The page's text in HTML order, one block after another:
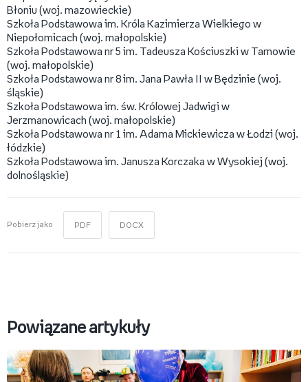
Błoniu (woj. mazowieckie)
Szkoła Podstawowa im. Króla Kazimierza Wielkiego w
Niepołomicach (woj. małopolskie)
Szkoła Podstawowa nr 5 im. Tadeusza Kościuszki w Tarnowie
(woj. małopolskie)
Szkoła Podstawowa nr 8 im. Jana Pawła II w Będzinie (woj.
śląskie)
Szkoła Podstawowa im. św. Królowej Jadwigi w
Jerzmanowicach (woj. małopolskie)
Szkoła Podstawowa nr 1 im. Adama Mickiewicza w Łodzi (woj.
łódzkie)
Szkoła Podstawowa im. Janusza Korczaka w Wysokiej (woj.
dolnośląskie)
Pobierz jako PDF DOCX
Powiązane artykuły